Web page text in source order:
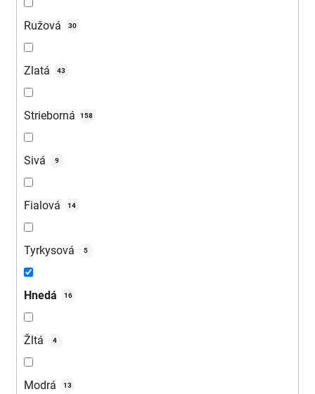
Ružová 30
Zlatá 43
Strieborná 158
Sivá 9
Fialová 14
Tyrkysová 5
Hnedá 16
Žltá 4
Modrá 13